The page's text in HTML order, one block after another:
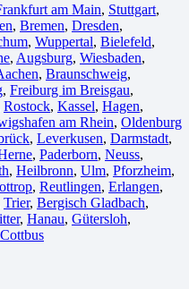
am Main, Stuttgart,
, Bremen, Dresden,
, Wuppertal⁠, Bielefeld⁠,
, Augsburg, Wiesbaden⁠,
, Braunschweig,
, Freiburg im Breisgau⁠,
Rostock⁠, Kassel⁠, Hagen,
am Rhein⁠, Oldenburg
, Leverkusen, Darmstadt⁠,
, Paderborn, Neuss,
, Heilbronn, Ulm⁠, Pforzheim,
, Reutlingen, Erlangen⁠,
Trier⁠, Bergisch Gladbach,
, Hanau, Gütersloh,
Cottbus⁠